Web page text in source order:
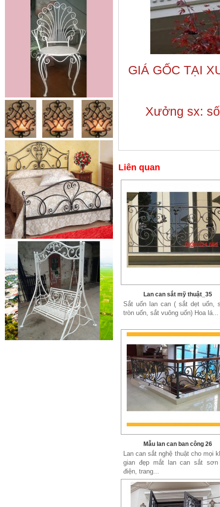
Mẫu giường sắt đẹp _ 51
Giường sắt đẹp phong cách hiện
đại phù hợp nhiều lứa tuổi
Giường sắt đủ mọi...
Lá thép đúc - phụ kiện sắt mỹ
thuật
- Lá hoa thép đúc trang trí cửa
cổng sắt, - Lá hoa...
Cửa cổng sắt mỹ thuật 19
Cửa cống sắt đẹp cho mọi không
gian nhà riêng, biệt thự, nhà sân...
Cửa sắt mẫu 20
GIÁ GỐC TẠI
Xưởng sx:
Liên quan
Lan can sắt mỹ thuật_35
Sắt uốn lan can ( sắt dẹt uốn,
tròn uốn, sắt vuông uốn) Hoa lá...
Mẫu lan can ban công 26
Lan can sắt nghệ thuật cho mọi
gian đẹp mắt lan can sắt sơn
điện, trang...